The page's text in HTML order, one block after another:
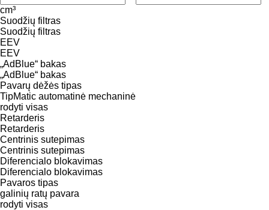
cm³
Suodžių filtras
Suodžių filtras
EEV
EEV
„AdBlue“ bakas
„AdBlue“ bakas
Pavarų dėžės tipas
TipMatic automatinė mechaninė
rodyti visas
Retarderis
Retarderis
Centrinis sutepimas
Centrinis sutepimas
Diferencialo blokavimas
Diferencialo blokavimas
Pavaros tipas
galinių ratų pavara
rodyti visas